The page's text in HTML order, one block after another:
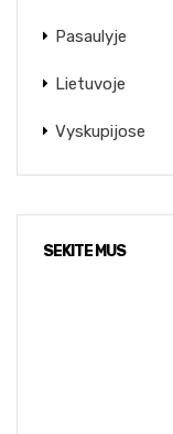
Pasaulyje
Lietuvoje
Vyskupijose
SEKITE MUS